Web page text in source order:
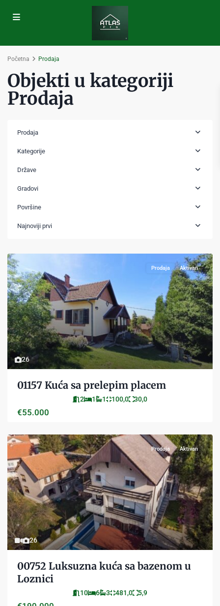
Početna Prodaja
Objekti u kategoriji
Prodaja
Prodaja
Kategorije
Države
Gradovi
Površine
Najnoviji prvi
26
Prodaja Aktivan
01157 Kuća sa prelepim placem
2 1 1 100,0 30,0
€55.000
26
Prodaja Aktivan
00752 Luksuzna kuća sa bazenom u
Loznici
10 6 3 481,0 5,9